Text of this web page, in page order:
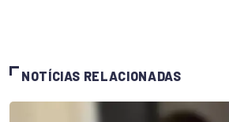
NOTÍCIAS RELACIONADAS